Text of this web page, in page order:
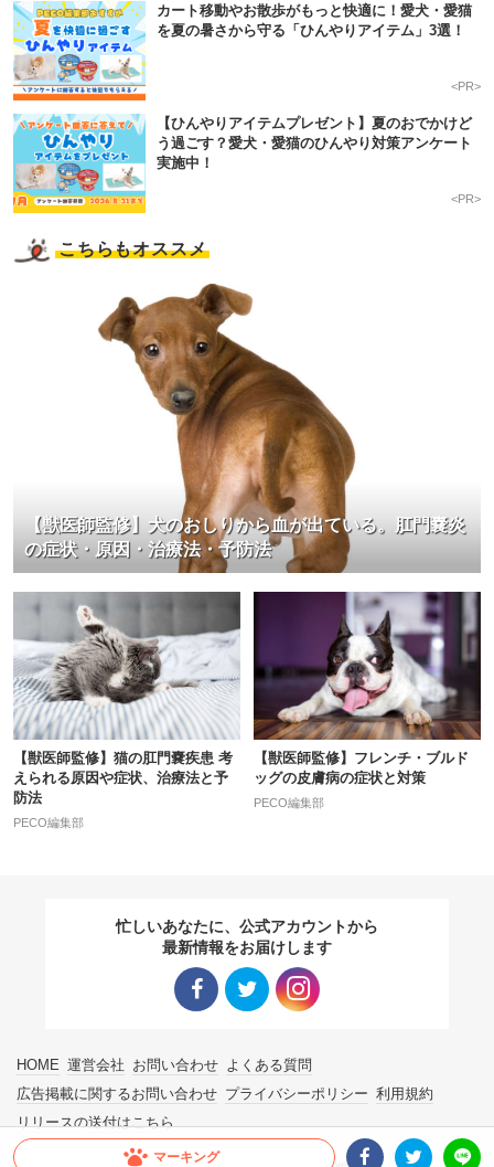
マーキング
カート移動やお散歩がもっと快適に！愛犬・愛猫
を夏の暑さから守る「ひんやりアイテム」3選！
<PR>
【ひんやりアイテムプレゼント】夏のおでかけど
う過ごす？愛犬・愛猫のひんやり対策アンケート
実施中！
<PR>
こちらもオススメ
【獣医師監修】犬のおしりから血が出ている。肛門嚢炎
の症状・原因・治療法・予防法
【獣医師監修】猫の肛門嚢疾患 考
えられる原因や症状、治療法と予
防法
PECO編集部
【獣医師監修】フレンチ・ブルド
ッグの皮膚病の症状と対策
PECO編集部
忙しいあなたに、公式アカウントから
最新情報をお届けします
ク ク
HOME 運営会社 お問い合わせ よくある質問
広告掲載に関するお問い合わせ プライバシーポリシー 利用規約
リリースの送付はこちら
© 2015 ~ 2026 PECO. All Rights Reserved.